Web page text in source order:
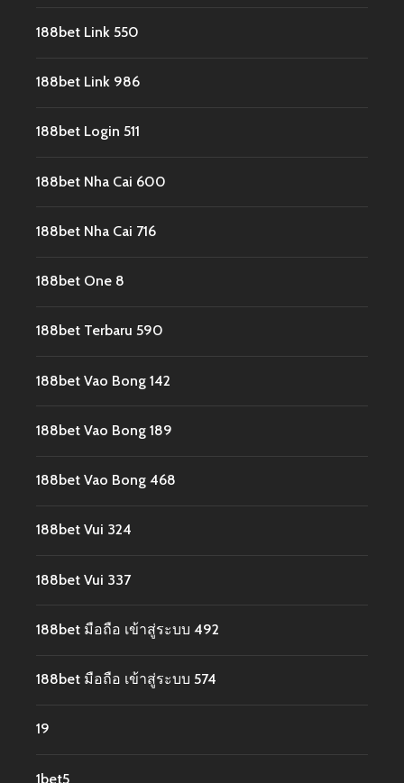
188bet Link 550
188bet Link 986
188bet Login 511
188bet Nha Cai 600
188bet Nha Cai 716
188bet One 8
188bet Terbaru 590
188bet Vao Bong 142
188bet Vao Bong 189
188bet Vao Bong 468
188bet Vui 324
188bet Vui 337
188bet มือถือ เข้าสู่ระบบ 492
188bet มือถือ เข้าสู่ระบบ 574
19
1bet5